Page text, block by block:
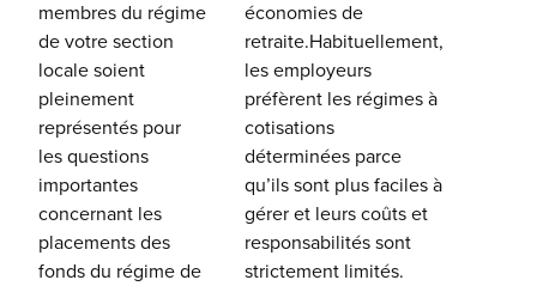
membres du régime
de votre section
locale soient
pleinement
représentés pour
les questions
importantes
concernant les
placements des
fonds du régime de
économies de
retraite.Habituellement,
les employeurs
préfèrent les régimes à
cotisations
déterminées parce
qu’ils sont plus faciles à
gérer et leurs coûts et
responsabilités sont
strictement limités.